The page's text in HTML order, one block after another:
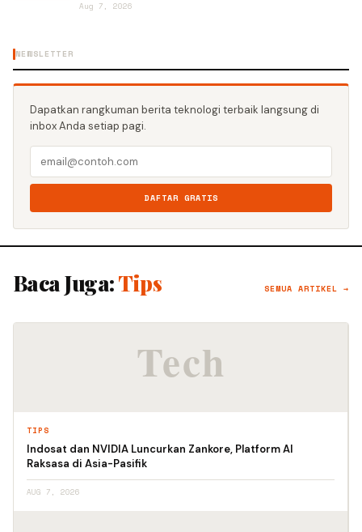
Aug 7, 2026
NEWSLETTER
Dapatkan rangkuman berita teknologi terbaik langsung di
inbox Anda setiap pagi.
DAFTAR GRATIS
Baca Juga:Tips SEMUA ARTIKEL →
TIPS
Indosat dan NVIDIA Luncurkan Zankore, Platform AI
Raksasa di Asia-Pasifik
AUG 7, 2026